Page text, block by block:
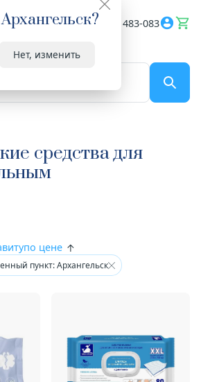
Архангельск?
Нет, изменить
8182 483-083
средства для
по цене
пункт: Архангельск